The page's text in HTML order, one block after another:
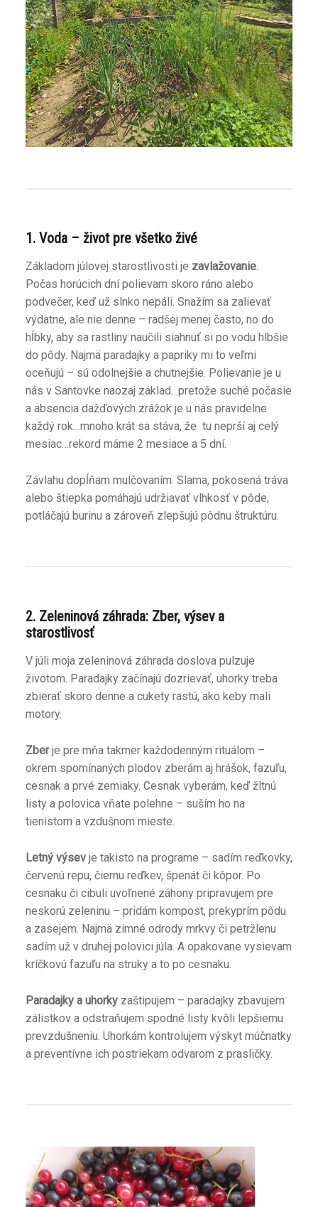
1. Voda – život pre všetko živé
Základom júlovej starostlivosti je zavlažovanie.
Počas horúcich dní polievam skoro ráno alebo
podvečer, keď už slnko nepáli. Snažím sa zalievať
výdatne, ale nie denne – radšej menej často, no do
hĺbky, aby sa rastliny naučili siahnuť si po vodu hlbšie
do pôdy. Najmä paradajky a papriky mi to veľmi
oceňujú – sú odolnejšie a chutnejšie. Polievanie je u
nás v Santovke naozaj základ…pretože suché počasie
a absencia dažďových zrážok je u nás pravidelne
každý rok…mnoho krát sa stáva, že tu neprší aj celý
mesiac…rekord máme 2 mesiace a 5 dní.
Závlahu dopĺňam mulčovaním. Slama, pokosená tráva
alebo štiepka pomáhajú udržiavať vlhkosť v pôde,
potláčajú burinu a zároveň zlepšujú pôdnu štruktúru.
2. Zeleninová záhrada: Zber, výsev a
starostlivosť
V júli moja zeleninová záhrada doslova pulzuje
životom. Paradajky začínajú dozrievať, uhorky treba
zbierať skoro denne a cukety rastú, ako keby mali
motory.
Zberje pre mňa takmer každodenným rituálom –
okrem spomínaných plodov zberám aj hrášok, fazuľu,
cesnak a prvé zemiaky. Cesnak vyberám, keď žltnú
listy a polovica vňate polehne – suším ho na
tienistom a vzdušnom mieste.
Letný výsevje takisto na programe – sadím reďkovky,
červenú repu, čiernu reďkev, špenát či kôpor. Po
cesnaku či cibuli uvoľnené záhony pripravujem pre
neskorú zeleninu – pridám kompost, prekyprím pôdu
a zasejem. Najmä zimné odrody mrkvy či petržlenu
sadím už v druhej polovici júla. A opakovane vysievam
kríčkovú fazuľu na struky a to po cesnaku.
Paradajky a uhorkyzaštipujem – paradajky zbavujem
zálistkov a odstraňujem spodné listy kvôli lepšiemu
prevzdušneniu. Uhorkám kontrolujem výskyt múčnatky
a preventívne ich postriekam odvarom z prasličky.